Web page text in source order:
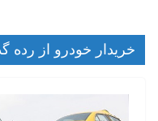
خریدار خودرو از رده